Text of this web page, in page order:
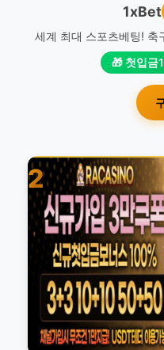
1xBet
세계 최대 스포츠베팅! 축
🎁 첫입금
2